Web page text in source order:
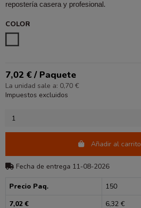
repostería casera y profesional.
COLOR
7,02 € / Paquete
La unidad sale a: 0,70 €
Impuestos excluidos
Añadir al carrito
Fecha de entrega 11-08-2026
Precio Paq. 150
7,02 €
6,32 €